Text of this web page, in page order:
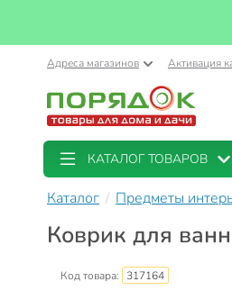
Адреса магазинов Активация
КАТАЛОГ ТОВАРОВ
Каталог Предметы
Коврик для
Код товара: 317164